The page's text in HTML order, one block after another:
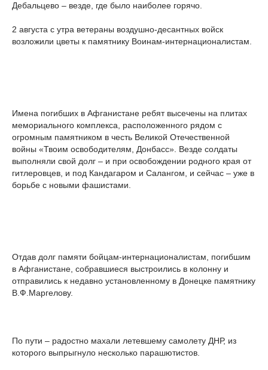
Дебальцево – везде, где было наиболее горячо.
2 августа с утра ветераны воздушно-десантных войск
возложили цветы к памятнику Воинам-интернационалистам.
Имена погибших в Афганистане ребят высечены на плитах
мемориального комплекса, расположенного рядом с
огромным памятником в честь Великой Отечественной
войны «Твоим освободителям, Донбасс». Везде солдаты
выполняли свой долг – и при освобождении родного края от
гитлеровцев, и под Кандагаром и Салангом, и сейчас – уже в
борьбе с новыми фашистами.
Отдав долг памяти бойцам-интернационалистам, погибшим
в Афганистане, собравшиеся выстроились в колонну и
отправились к недавно установленному в Донецке памятнику
В.Ф.Маргелову.
По пути – радостно махали летевшему самолету ДНР, из
которого выпрыгнуло несколько парашютистов.